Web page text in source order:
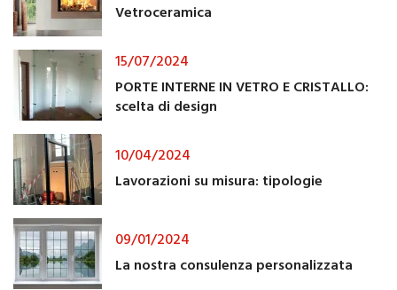
Vetroceramica
15/07/2024
PORTE INTERNE IN VETRO E CRISTALLO:
scelta di design
10/04/2024
Lavorazioni su misura: tipologie
09/01/2024
La nostra consulenza personalizzata